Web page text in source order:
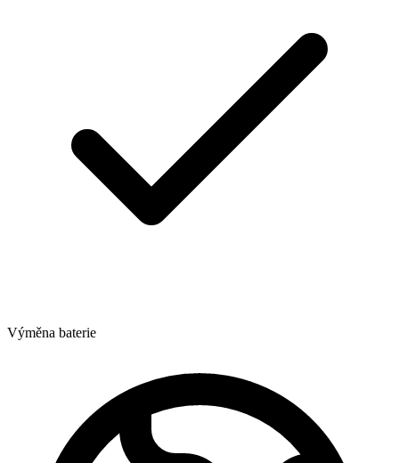
Výměna baterie